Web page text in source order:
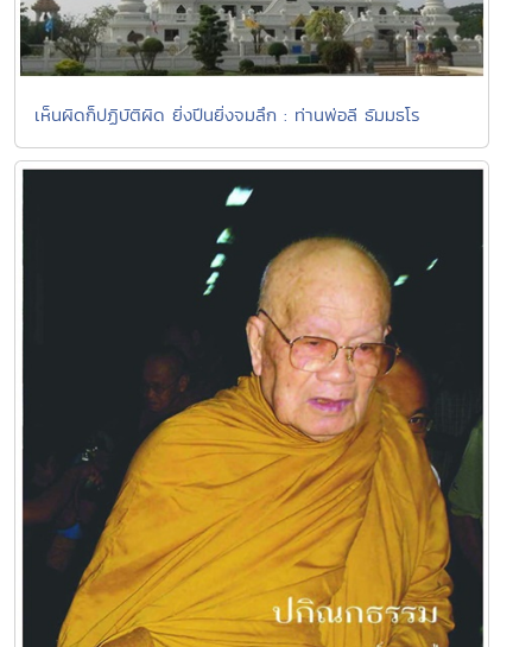
เห็นผิดก็ปฏิบัติผิด ยิ่งปีนยิ่งจมลึก : ท่านพ่อลี ธัมมธโร